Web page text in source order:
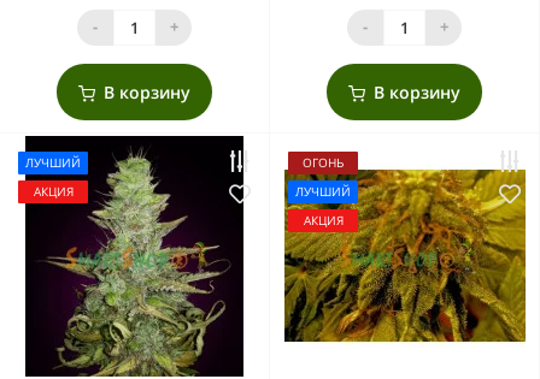
- +
В корзину
- +
В корзину
ЛУЧШИЙ
АКЦИЯ
ОГОНЬ
ЛУЧШИЙ
АКЦИЯ